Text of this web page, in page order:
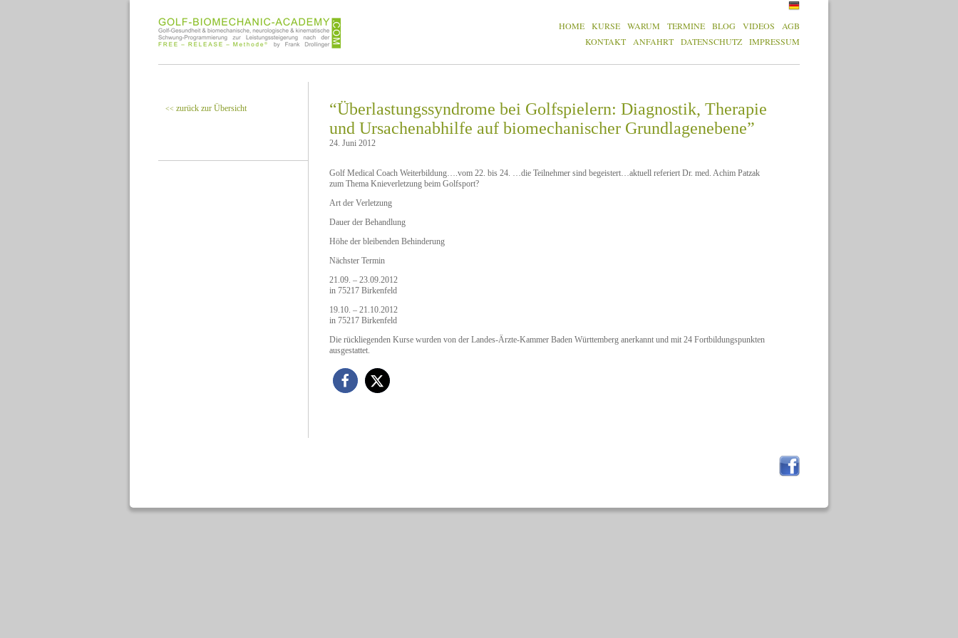
HOME KURSE WARUM TERMINE BLOG VIDEOS
AGB
KONTAKT
ANFAHRT DATENSCHUTZ IMPRESSUM
<< zurück zur Übersicht
“Überlastungssyndrome bei Golfspielern: Diagnostik, Therapie
und Ursachenabhilfe auf biomechanischer Grundlagenebene”
24. Juni 2012
Golf Medical Coach Weiterbildung….vom 22. bis 24. …die Teilnehmer sind begeistert…aktuell referiert Dr. med. Achim Patzak
zum Thema Knieverletzung beim Golfsport?
Art der Verletzung
Dauer der Behandlung
Höhe der bleibenden Behinderung
Nächster Termin
21.09. – 23.09.2012
in 75217 Birkenfeld
19.10. – 21.10.2012
in 75217 Birkenfeld
Die rückliegenden Kurse wurden von der Landes-Ärzte-Kammer Baden Württemberg anerkannt und mit 24 Fortbildungspunkten
ausgestattet.